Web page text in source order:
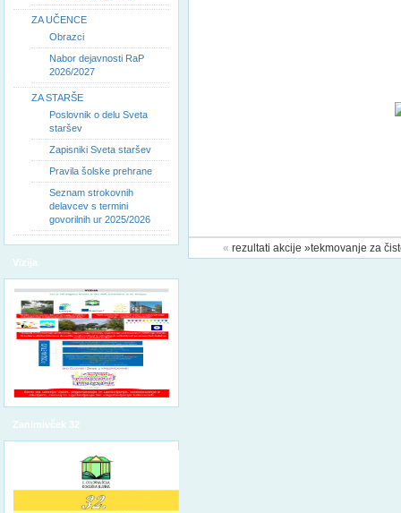
ZA UČENCE
Obrazci
Nabor dejavnosti RaP
2026/2027
ZA STARŠE
Poslovnik o delu Sveta
staršev
Zapisniki Sveta staršev
Pravila šolske prehrane
Seznam strokovnih
delavcev s termini
govorilnih ur 2025/2026
Vizija
Zanimivček 32
« rezultati akcije »tekmovanje za